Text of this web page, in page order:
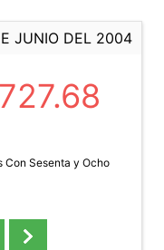
JUNIO DEL 2004
Con Sesenta y Ocho